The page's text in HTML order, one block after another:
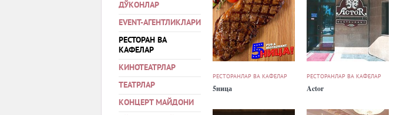
ДЎКОНЛАР
EVENT-АГЕНТЛИКЛАРИ
РЕСТОРАН ВА
КАФЕЛАР
КИНОТЕАТРЛАР
ТЕАТРЛАР
КОНЦЕРТ МАЙДОНИ
РЕСТОРАНЛАР ВА КАФЕЛАР
5ница
РЕСТОРАНЛАР ВА КАФЕЛАР
Actor